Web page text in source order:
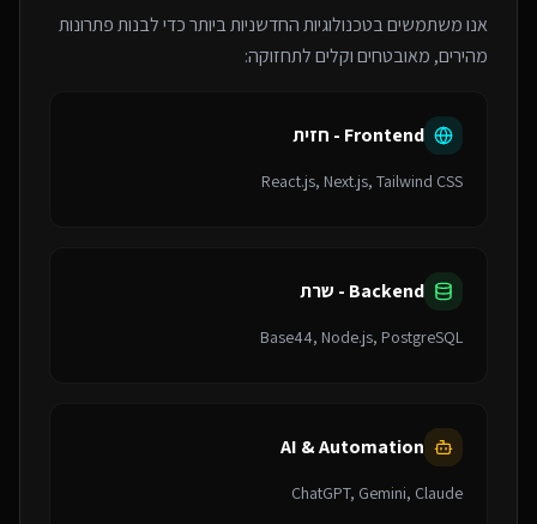
אנו משתמשים בטכנולוגיות החדשניות ביותר כדי לבנות פתרונות
מהירים, מאובטחים וקלים לתחזוקה:
Frontend - חזית
React.js, Next.js, Tailwind CSS
Backend - שרת
Base44, Node.js, PostgreSQL
AI & Automation
ChatGPT, Gemini, Claude